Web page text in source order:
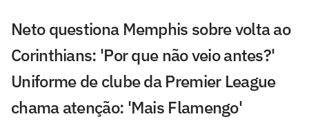
Neto questiona Memphis sobre volta ao
Corinthians: 'Por que não veio antes?'
Uniforme de clube da Premier League
chama atenção: 'Mais Flamengo'